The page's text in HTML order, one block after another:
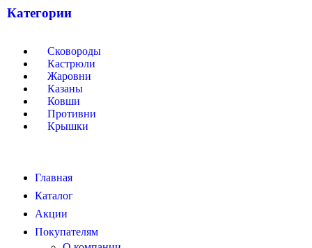
Категории
Сковороды
Кастрюли
Жаровни
Казаны
Ковши
Противни
Крышки
Главная
Каталог
Акции
Покупателям